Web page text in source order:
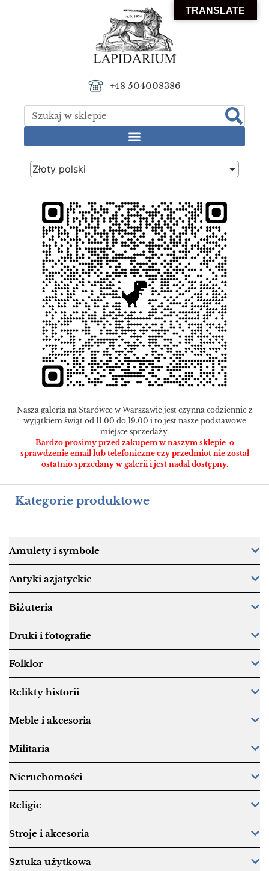
+48 504008386
Złoty polski
Nasza galeria na Starówce w Warszawie jest czynna codziennie z
wyjątkiem świąt od 11.00 do 19.00 i to jest nasze podstawowe
miejsce sprzedaży.
Bardzo prosimy przed zakupem w naszym sklepie o
sprawdzenie email lub telefoniczne czy przedmiot nie został
ostatnio sprzedany w galerii i jest nadal dostępny.
Kategorie produktowe
Amulety i symbole
Antyki azjatyckie
Biżuteria
Druki i fotografie
Folklor
Relikty historii
Meble i akcesoria
Militaria
Nieruchomości
Religie
Stroje i akcesoria
Sztuka użytkowa
TRANSLATE